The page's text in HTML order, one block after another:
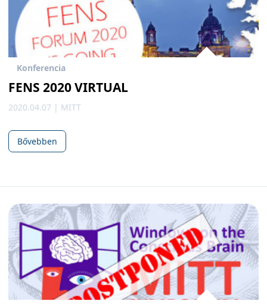
Konferencia
FENS 2020 VIRTUAL
2020.04.07 | MITT
Bővebben